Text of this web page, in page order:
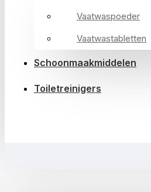
Vaatwaspoeder
Vaatwastabletten
Schoonmaakmiddelen
Toiletreinigers